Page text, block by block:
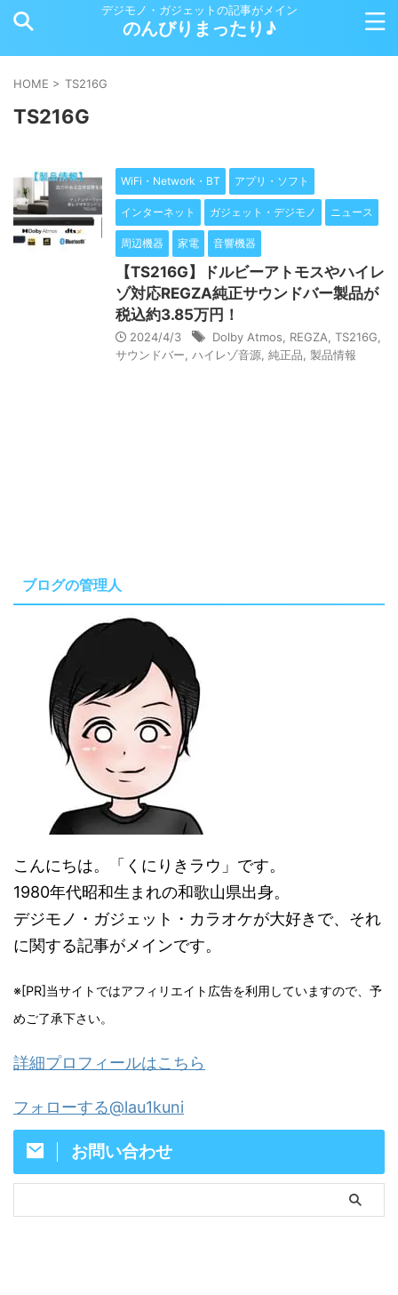
デジモノ・ガジェットの記事がメイン
のんびりまったり♪
HOME > TS216G
TS216G
WiFi・Network・BT アプリ・ソフト
インターネット ガジェット・デジモノ ニュース
周辺機器 家電 音響機器
【TS216G】ドルビーアトモスやハイレ
ゾ対応REGZA純正サウンドバー製品が
税込約3.85万円！
2024/4/3 Dolby Atmos REGZA TS216G
サウンドバー ハイレゾ音源 純正品 製品情報
ブログの管理人
こんにちは。「くにりきラウ」です。
1980年代昭和生まれの和歌山県出身。
デジモノ・ガジェット・カラオケが大好きで、それ
に関する記事がメインです。
※[PR]当サイトではアフィリエイト広告を利用していますので、予
めご了承下さい。
詳細プロフィールはこちら
フォローする@lau1kuni
お問い合わせ